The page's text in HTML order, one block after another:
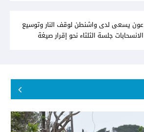
عون يسعى لدى واشنطن لوقف النار وتوسيع
الانسحابات جلسة الثلثاء نحو إقرار صيغة